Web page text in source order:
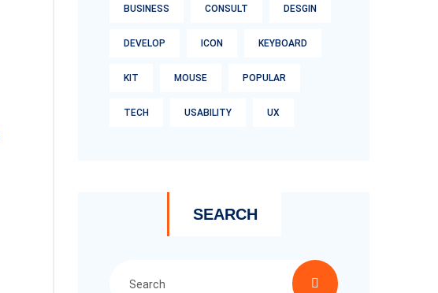
BUSINESS CONSULT DESGIN
DEVELOP ICON KEYBOARD
KIT MOUSE POPULAR
TECH USABILITY UX
SEARCH